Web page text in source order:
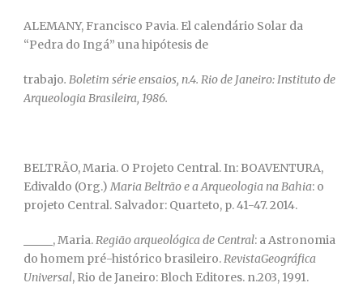
ALEMANY, Francisco Pavia. El calendário Solar da
“Pedra do Ingá” una hipótesis de
trabajo. Boletim série ensaios, n.4. Rio de Janeiro: Instituto de
Arqueologia Brasileira, 1986.
BELTRÃO, Maria. O Projeto Central. In: BOAVENTURA,
Edivaldo (Org.)Maria Beltrão e a Arqueologia na Bahia: o
projeto Central. Salvador: Quarteto, p. 41-47. 2014.
, Maria.Região arqueológica de Central: a Astronomia
do homem pré-histórico brasileiro.RevistaGeográfica
Universal, Rio de Janeiro: Bloch Editores. n.203, 1991.